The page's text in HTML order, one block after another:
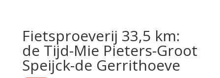
Fietsproeverij 33,5 km:
de Tijd-Mie Pieters-Groot
Speijck-de Gerrithoeve